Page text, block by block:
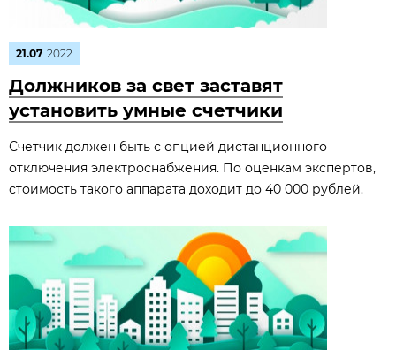
21.07 2022
Должников за свет заставят
установить умные счетчики
Счетчик должен быть с опцией дистанционного
отключения электроснабжения. По оценкам экспертов,
стоимость такого аппарата доходит до 40 000 рублей.